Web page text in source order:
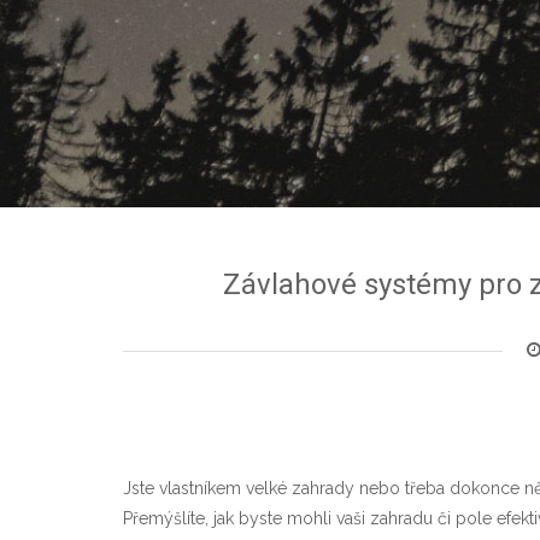
Závlahové systémy pro
Jste vlastníkem velké zahrady nebo třeba dokonce
Přemýšlíte, jak byste mohli vaši zahradu či pole